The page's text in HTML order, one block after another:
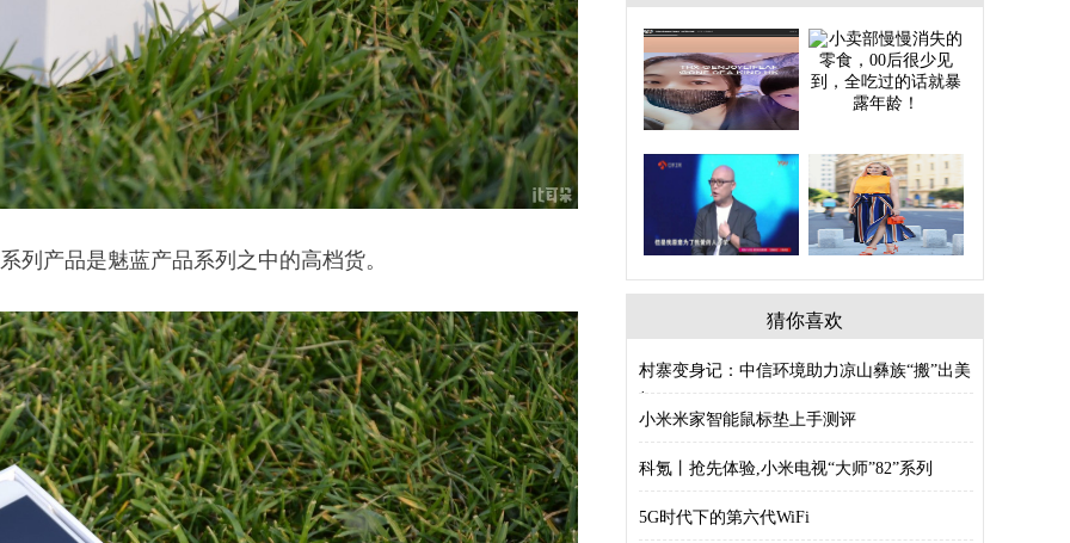
列产品是魅蓝产品系列之中的高档货。
猜你喜欢
村寨变身记：中信环境助力凉山彝族“搬”出美
好
小米米家智能鼠标垫上手测评
科氪丨抢先体验,小米电视“大师”82”系列
5G时代下的第六代WiFi